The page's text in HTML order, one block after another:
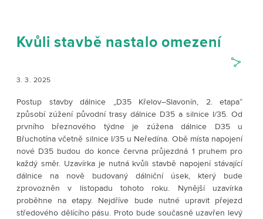
Kvůli stavbě nastalo omezení
3. 3. 2025
Postup stavby dálnice „D35 Křelov–Slavonín, 2. etapa“
způsobí zúžení původní trasy dálnice D35 a silnice I/35. Od
prvního březnového týdne je zúžena dálnice D35 u
Břuchotína včetně silnice I/35 u Neředína. Obě místa napojení
nové D35 budou do konce června průjezdná 1 pruhem pro
každý směr. Uzavírka je nutná kvůli stavbě napojení stávající
dálnice na nově budovaný dálniční úsek, který bude
zprovozněn v listopadu tohoto roku. Nynější uzavírka
proběhne na etapy. Nejdříve bude nutné upravit přejezd
středového dělícího pásu. Proto bude současně uzavřen levý